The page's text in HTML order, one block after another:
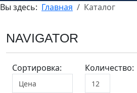
Вы здесь: Главная Каталог
NAVIGATOR
Сортировка: Количество: